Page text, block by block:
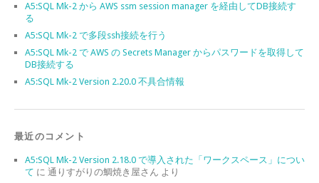
A5:SQL Mk-2 から AWS ssm session manager を経由してDB接続す
る
A5:SQL Mk-2 で多段ssh接続を行う
A5:SQL Mk-2 で AWS の Secrets Manager からパスワードを取得して
DB接続する
A5:SQL Mk-2 Version 2.20.0 不具合情報
最近のコメント
A5:SQL Mk-2 Version 2.18.0 で導入された「ワークスペース」につい
て に 通りすがりの鯛焼き屋さん より